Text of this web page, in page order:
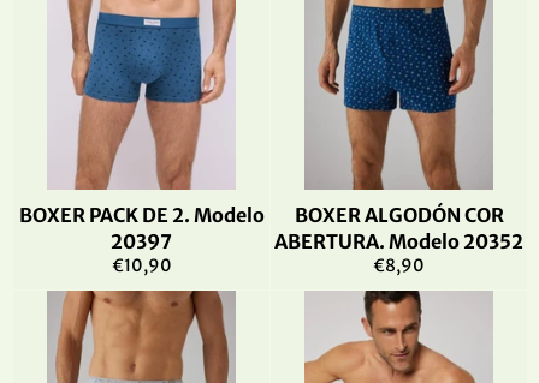
BOXER PACK DE 2. Modelo
20397
Precio
habitual
€10,90
BOXER ALGODÓN COR
ABERTURA. Modelo 20352
Precio
habitual
€8,90